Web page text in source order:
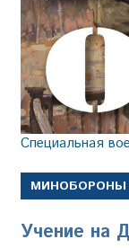
Специальная
Учение на